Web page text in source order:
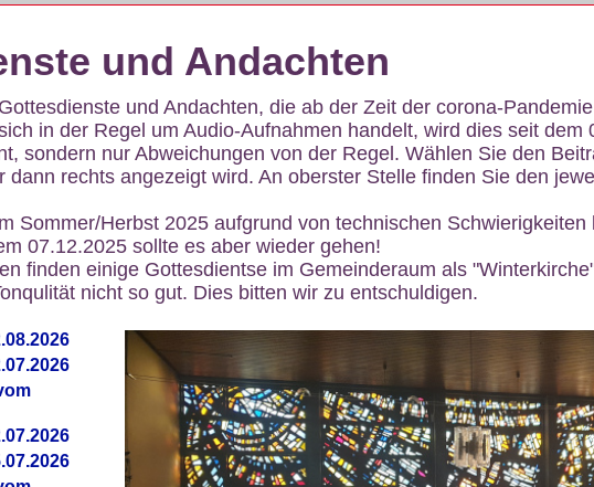
und Andachten
und Andachten, die ab der Zeit der corona-
in der Regel um Audio-Aufnahmen handelt, wird dies seit dem
sondern nur Abweichungen von der Regel. Wählen Sie den
dann rechts angezeigt wird. An oberster Stelle finden Sie den
Sommer/Herbst 2025 aufgrund von technischen Schwierigkeiten
07.12.2025 sollte es aber wieder gehen!
finden einige Gottesdientse im Gemeinderaum als
nicht so gut. Dies bitten wir zu entschuldigen.